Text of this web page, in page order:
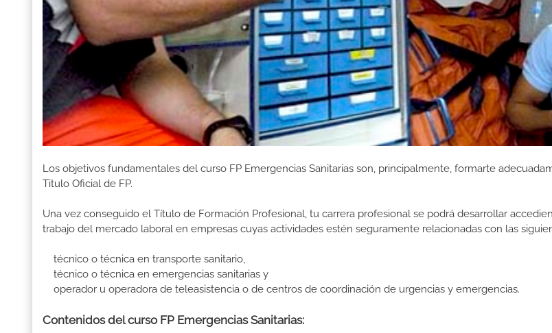
Los objetivos fundamentales del curso FP Emergencias Sanitarias son, principalmente, formarte
Titulo Oficial de FP.
Una vez conseguido el Título de Formación Profesional, tu carrera profesional se podrá desarrollar
trabajo del mercado laboral en empresas cuyas actividades estén seguramente relacionadas con las
técnico o técnica en transporte sanitario,
técnico o técnica en emergencias sanitarias y
operador u operadora de teleasistencia o de centros de coordinación de urgencias y emergencias.
Contenidos del curso FP Emergencias Sanitarias: